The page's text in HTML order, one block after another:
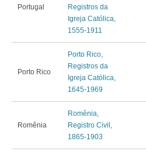
Portugal
Registros da
Igreja Católica,
1555-1911
Porto Rico
Porto Rico,
Registros da
Igreja Católica,
1645-1969
Romênia
Romênia,
Registro Civil,
1865-1903